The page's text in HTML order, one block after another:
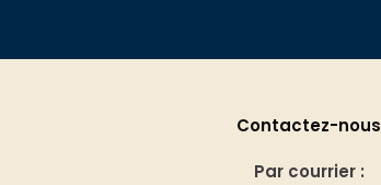
Contactez-nous
Par courrier :